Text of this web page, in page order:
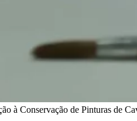
à Conservação de Pinturas de